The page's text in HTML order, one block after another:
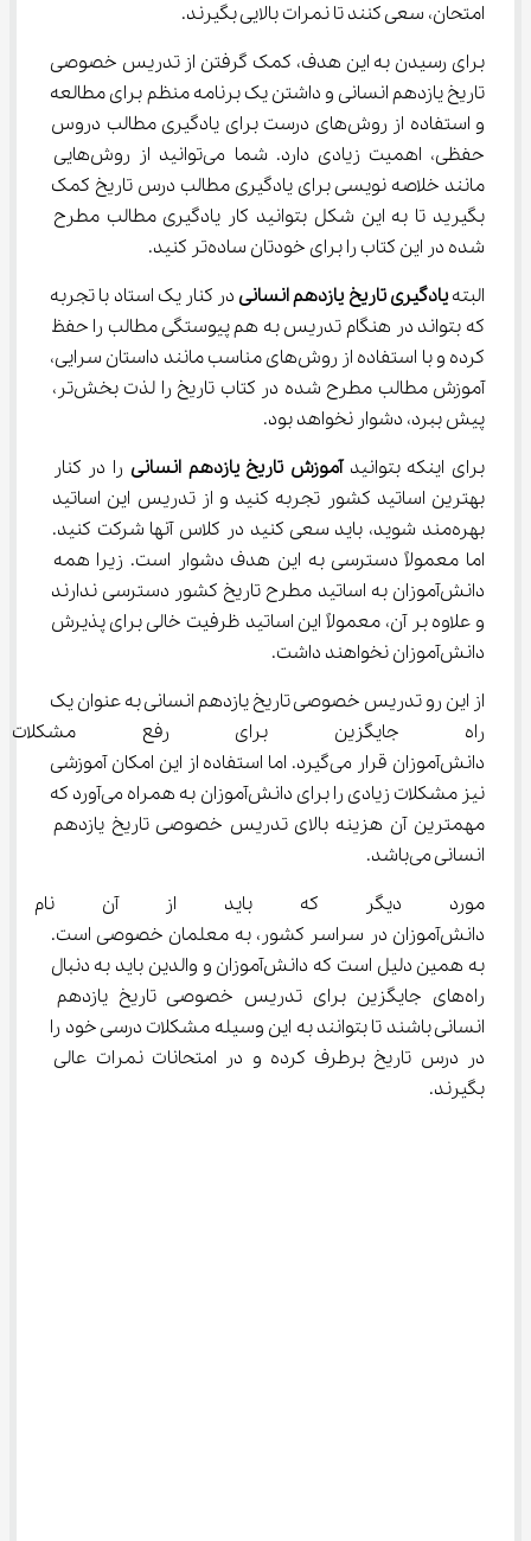
امتحان، سعی کنند تا نمرات بالایی بگیرند.
برای رسیدن به این هدف، کمک گرفتن از تدریس خصوصی
تاریخ یازدهم انسانی و داشتن یک برنامه منظم برای مطالعه
و استفاده از روش‌های درست برای یادگیری مطالب دروس
حفظی، اهمیت زیادی دارد. شما می‌توانید از روش‌هایی
مانند خلاصه نویسی برای یادگیری مطالب درس تاریخ کمک
بگیرید تا به این شکل بتوانید کار یادگیری مطالب مطرح
شده در این کتاب را برای خودتان ساده‌تر کنید.
البته یادگیری تاریخ یازدهم انسانی در کنار یک استاد با تجربه
که بتواند در هنگام تدریس به هم پیوستگی مطالب را حفظ
کرده و با استفاده از روش‌های مناسب مانند داستان سرایی،
آموزش مطالب مطرح شده در کتاب تاریخ را لذت بخش‌تر،
پیش ببرد، دشوار نخواهد بود.
برای اینکه بتوانید آموزش تاریخ یازدهم انسانی را در کنار
بهترین اساتید کشور تجربه کنید و از تدریس این اساتید
بهره‌مند شوید، باید سعی کنید در کلاس آنها شرکت کنید.
اما معمولاً دسترسی به این هدف دشوار است. زیرا همه
دانش‌آموزان به اساتید مطرح تاریخ کشور دسترسی ندارند
و علاوه بر آن، معمولاً این اساتید ظرفیت خالی برای پذیرش
دانش‌آموزان نخواهند داشت.
از این رو تدریس خصوصی تاریخ یازدهم انسانی به عنوان یک
راه جایگزین برای رفع
دانش‌آموزان قرار می‌گیرد. اما استفاده از این امکان آموزشی
نیز مشکلات زیادی را برای دانش‌آموزان به همراه می‌آورد که
مهمترین آن هزینه بالای تدریس خصوصی تاریخ یازدهم
انسانی می‌باشد.
مورد دیگر که باید از آن نام
دانش‌آموزان در سراسر کشور، به معلمان خصوصی است.
به همین دلیل است که دانش‌آموزان و والدین باید به دنبال
راه‌های جایگزین برای تدریس خصوصی تاریخ یازدهم
انسانی باشند تا بتوانند به این وسیله مشکلات درسی خود را
در درس تاریخ برطرف کرده و در امتحانات نمرات عالی
بگیرند.